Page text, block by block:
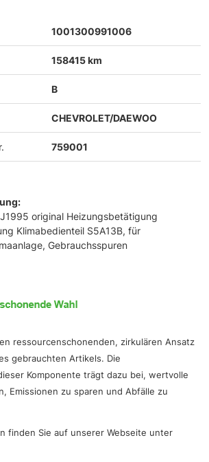
1001300991006
158415 km
B
CHEVROLET/DAEWOO
759001
original Heizungsbetätigung
Klimabedienteil S5A13B, für
Gebrauchsspuren
ressourcenschonenden, zirkulären Ansatz
gebrauchten Artikels. Die
Komponente trägt dazu bei, wertvolle
Emissionen zu sparen und Abfälle zu
finden Sie auf unserer Webseite unter